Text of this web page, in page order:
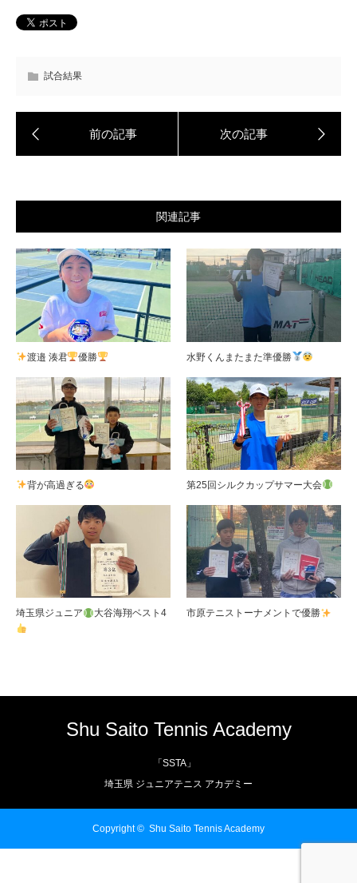
試合結果
関連記事
渡邉 湊君 優勝 水野くんまたまた準優勝
背が高過ぎる 第25回シルクカップサマー大会
埼玉県ジュニア 大谷海翔ベスト4 市原テニストーナメントで優勝
Shu Saito Tennis Academy
「SSTA」
埼玉県 ジュニアテニス アカデミー
Copyright © Shu Saito Tennis Academy